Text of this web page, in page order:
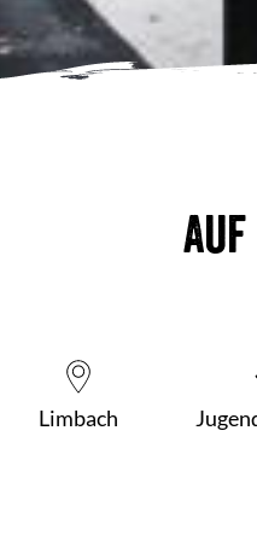
Auf
Limbach